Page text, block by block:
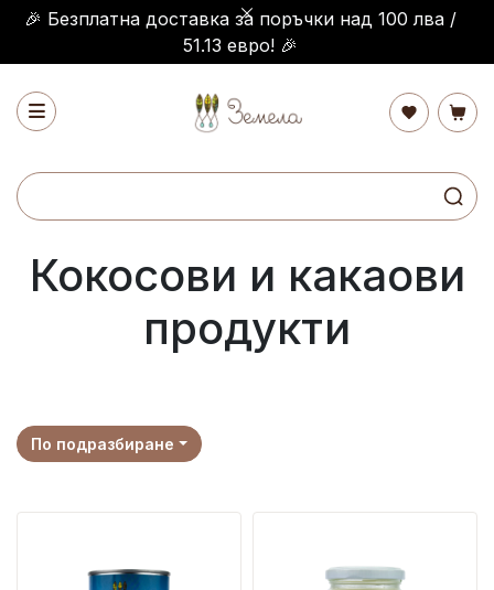
🎉 Безплатна доставка за поръчки над 100 лва /
51.13 евро! 🎉
Кокосови и какаови
продукти
По подразбиране